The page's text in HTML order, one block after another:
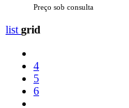
Preço sob consulta
list grid
4
5
6